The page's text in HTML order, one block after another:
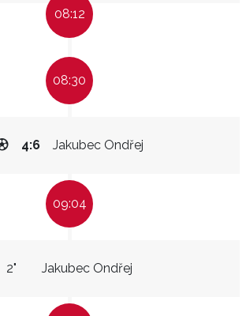
08:12
08:30
Jakubec Ondřej
4:6
09:04
Jakubec Ondřej
2"